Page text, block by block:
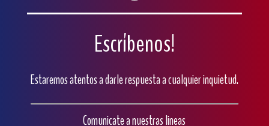
Escríbenos!
Estaremos atentos a darle respuesta a cualquier inquietud.
Comunicate a nuestras lineas